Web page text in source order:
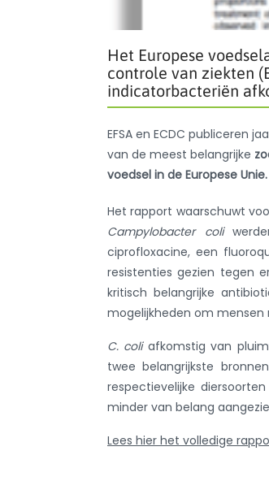
Het Europese
controle van ziekten
indicatorbacteriën
EFSA en ECDC publiceren
van de meest belangrijke
voedsel in de Europese Unie.
Het rapport waarschuwt
Campylobacter coli
ciprofloxacine, een
resistenties gezien tegen
kritisch belangrijke
mogelijkheden om
C. coliafkomstig van
twee belangrijkste
respectievelijke
minder van belang
Lees hier het volledige